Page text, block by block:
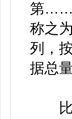
第……
称之
列，
据总
比如